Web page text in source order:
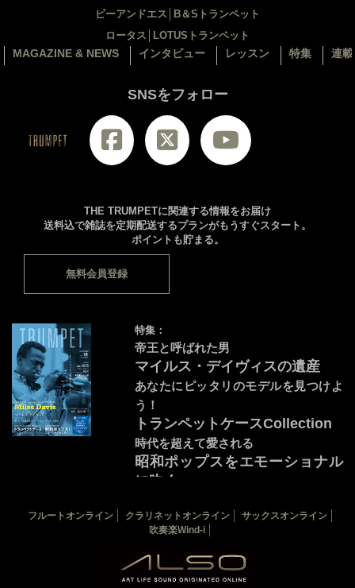
ビーアンドエス│B＆Sトランペット
ロータス│LOTUSトランペット
MAGAZINE & NEWS インタビュー レッスン 特集 連
SNSをフォロー
THE TRUMPETに関連する情報をお届け
送料込で雑誌を定期配送するプランがもうすぐスタート。
ポイントも貯まる。
無料会員登録
特集：
帝王と呼ばれた男
マイルス・デイヴィスの遺産
あなたにピッタリのモデルを見つけよ
う！
トランペットケースCollection
時代を超えて愛される
昭和ポップスをエモーショナル
に吹く♪
カバー：マイルス・デイヴィス
THE TRUMPETバックナンバー
フルートオンライン クラリネットオンライン
サックスオンライン
吹奏楽Wind-i